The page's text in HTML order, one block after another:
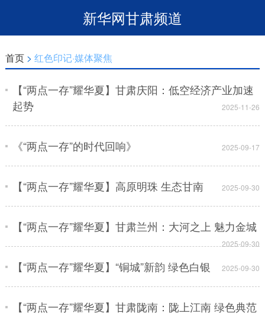
新华网甘肃频道
首页> 红色印记·媒体聚焦
【“两点一存”耀华夏】甘肃庆阳：低空经济产业加速
起势
2025-11-26
《“两点一存”的时代回响》 2025-09-17
【“两点一存”耀华夏】高原明珠 生态甘南 2025-09-30
【“两点一存”耀华夏】甘肃兰州：大河之上 魅力金城
2025-09-30
【“两点一存”耀华夏】“铜城”新韵 绿色白银 2025-09-30
【“两点一存”耀华夏】甘肃陇南：陇上江南 绿色典范